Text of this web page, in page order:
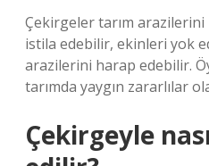
Çekirgeler tarım
istila edebilir, ekinleri yok
arazilerini harap edebilir.
tarımda yaygın zararlılar
Çekirgeyle